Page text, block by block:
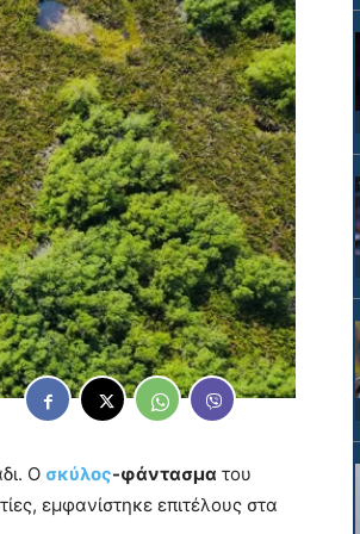
Ο σκύλος-φάντασμα του
εμφανίστηκε επιτέλους στα